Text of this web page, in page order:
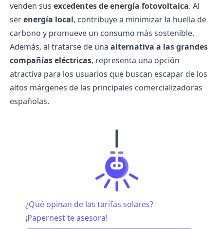
venden sus excedentes de energía fotovoltaica. Al
serenergía local, contribuye a minimizar la huella de
carbono y promueve un consumo más sostenible.
Además, al tratarse de una alternativa a las grandes
compañías eléctricas, representa una opción
atractiva para los usuarios que buscan escapar de los
altos márgenes de las principales comercializadoras
españolas.
¿Qué opinan de las tarifas solares?
¡Papernest te asesora!